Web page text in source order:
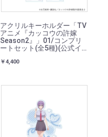
アクリルキーホルダー「TV
アニメ『カッコウの許嫁
Season2』」01/コンプリ
ートセット(全5種)(公式イ
￥4,400